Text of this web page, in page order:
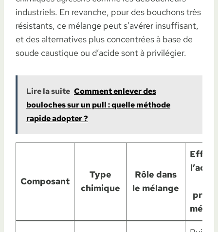
industriels. En revanche, pour des bouchons très
résistants, ce mélange peut s’avérer insuffisant,
et des alternatives plus concentrées à base de
soude caustique ou d’acide sont à privilégier.
Lire la suite Comment enlever des
bouloches sur un pull : quelle méthode
rapide adopter ?
Composant
Type
chimique
Rôle dans
le mélange
Effet